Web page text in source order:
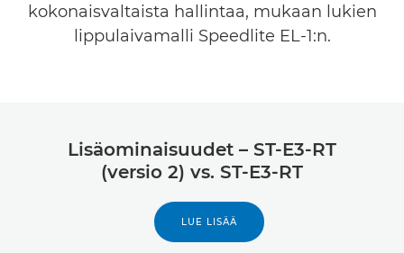
kokonaisvaltaista hallintaa, mukaan lukien
lippulaivamalli Speedlite EL-1:n.
Lisäominaisuudet – ST-E3-RT
(versio 2) vs. ST-E3-RT
LUE LISÄÄ